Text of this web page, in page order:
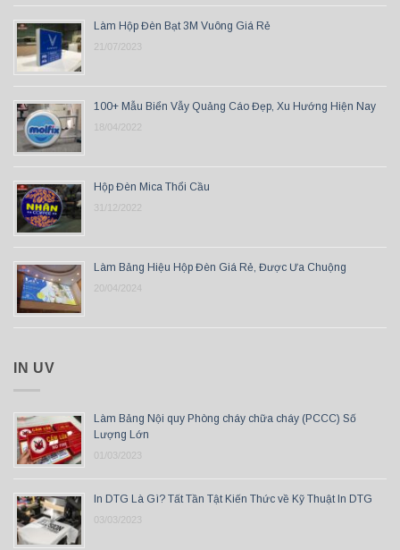
Làm Hộp Đèn Bạt 3M Vuông Giá Rẻ
21/07/2023
100+ Mẫu Biển Vẫy Quảng Cáo Đẹp, Xu Hướng Hiện Nay
18/04/2022
Hộp Đèn Mica Thổi Cầu
31/12/2022
Làm Bảng Hiệu Hộp Đèn Giá Rẻ, Được Ưa Chuộng
20/04/2024
IN UV
Làm Bảng Nội quy Phòng cháy chữa cháy (PCCC) Số
Lượng Lớn
01/03/2023
In DTG Là Gì? Tất Tần Tật Kiến Thức về Kỹ Thuật In DTG
03/03/2023